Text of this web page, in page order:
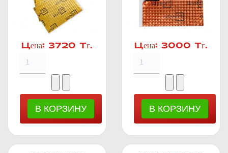
Цена: 3720 Тг. Цена: 3000 Тг.